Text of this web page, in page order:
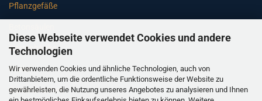
Diese Webseite verwendet Cookies und andere
Technologien
Wir verwenden Cookies und ähnliche Technologien, auch von
Drittanbietern, um die ordentliche Funktionsweise der Website zu
gewährleisten, die Nutzung unseres Angebotes zu analysieren und Ihnen
Pflanzgefäße
Gartenbänke
Pfeiler
Gartenbrunnen